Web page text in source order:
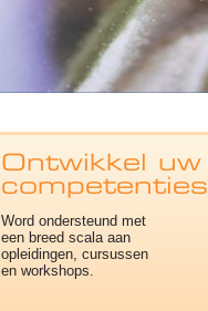
Ontwikkel uw
competenties
Word ondersteund met
een breed scala aan
opleidingen, cursussen
en workshops.